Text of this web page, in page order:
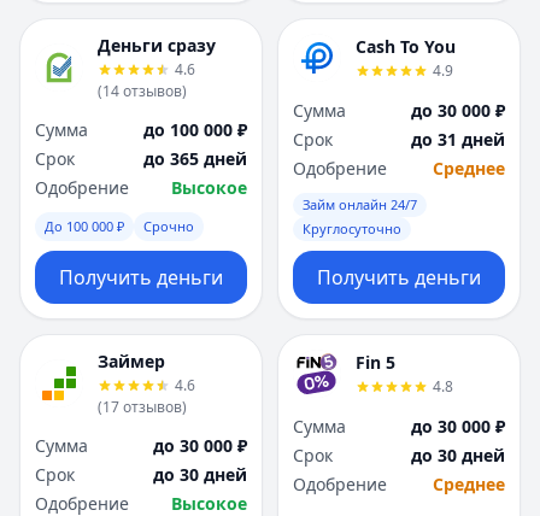
Ростов-на-Дону
Рязань
С
Самара
Санкт-Петербург
Саратов
Сочи
Сургут
Т
Тверь
Тольятти
Томск
Тула
Тюмень
Ульяновск
Ростов-на-Дону
Рязань
С
Самара
Санкт-Петербург
Саратов
Сочи
Сургут
Т
Тверь
Тольятти
Томск
Тула
Тюмень
Ульяновск
Деньги сразу
4.6
(14отзывов)
Сумма
до 100 000 ₽
Срок
до 365 дней
Одобрение
Высокое
До 100 000 ₽ Срочно
Получить деньги
Cash To You
4.9
Сумма
до 30 000 ₽
Срок
до 31 дней
Одобрение
Среднее
Займ онлайн 24/7
Круглосуточно
Получить деньги
Займер
4.6
(17отзывов)
Сумма
до 30 000 ₽
Срок
до 30 дней
Одобрение
Высокое
Fin 5
4.8
Сумма
до 30 000 ₽
Срок
до 30 дней
Одобрение
Среднее